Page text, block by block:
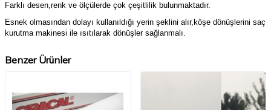
Farklı desen,renk ve ölçülerde çok çeşitlilik bulunmaktadır.
Esnek olmasından dolayı kullanıldığı yerin şeklini alır,köşe dönüşlerini saç
kurutma makinesi ile ısıtılarak dönüşler sağlanmalı.
Benzer Ürünler